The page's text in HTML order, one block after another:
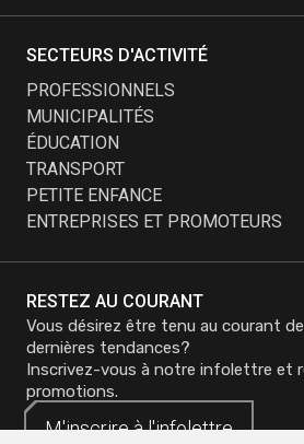
RESTEZ AU COURANT
Vous désirez être tenu au courant
dernières tendances?
Inscrivez-vous à notre infolettre et
promotions.
M'inscrire àl'infolettre
M'inscrire àl'infolettre
SECTEURS D'ACTIVITÉ
PROFESSIONNELS
MUNICIPALITÉS
ÉDUCATION
TRANSPORT
PETITE ENFANCE
ENTREPRISES ET PROMOTEURS